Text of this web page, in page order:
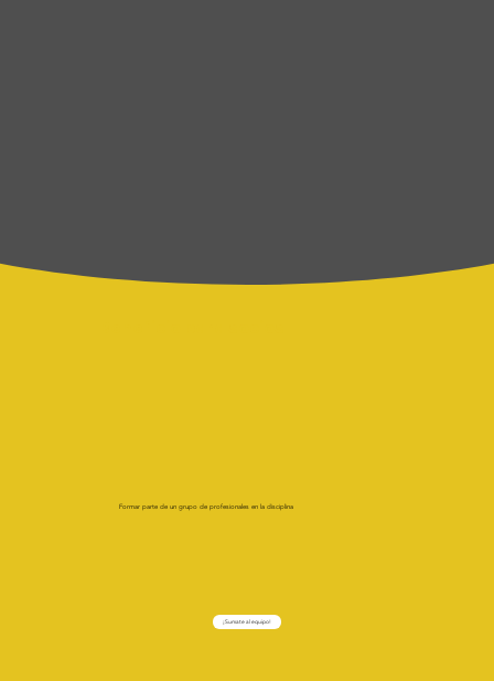
Formar parte de un grupo de profesionales en la disciplina
¡Sumate al equipo!